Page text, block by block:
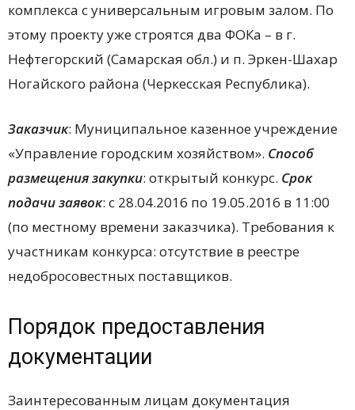
комплекса с универсальным игровым залом. По
этому проекту уже строятся два ФОКа – в г.
Нефтегорский (Самарская обл.) и п. Эркен-Шахар
Ногайского района (Черкесская Республика).
Заказчик: Муниципальное казенное учреждение
«Управление городским хозяйством». Способ
размещения закупки: открытый конкурс. Срок
подачи заявок: с 28.04.2016 по 19.05.2016 в 11:00
(по местному времени заказчика). Требования к
участникам конкурса: отсутствие в реестре
недобросовестных поставщиков.
Порядок предоставления
документации
Заинтересованным лицам документация